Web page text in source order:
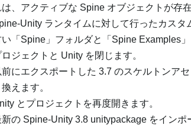
は、アクティブな Spine オブジェクトが存
Unity ランタイムに対して行ったカスタ
い「Spine」フォルダと「Spine Examples」
ロジェクトと Unity を閉じます。
前にエクスポートした 3.7 のスケルトンア
換えます。
とプロジェクトを再度開きます。
の Spine-Unity 3.8 unitypackage をインポ